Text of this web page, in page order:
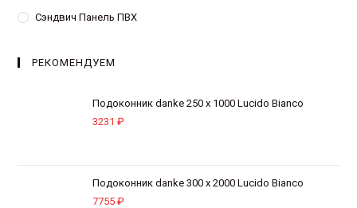
Сэндвич Панель ПВХ
РЕКОМЕНДУЕМ
Подоконник danke 250 х 1000 Lucido Bianco
3231₽
Подоконник danke 300 х 2000 Lucido Bianco
7755₽